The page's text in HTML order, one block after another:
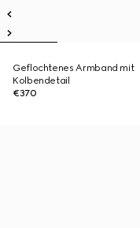
Geflochtenes Armband mit
Kolbendetail
€370